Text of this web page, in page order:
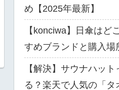
め【2025年最新】
【konciwa】日傘はど
すめブランドと購入場
【解決】サウナハッ
る？楽天で人気の「タ